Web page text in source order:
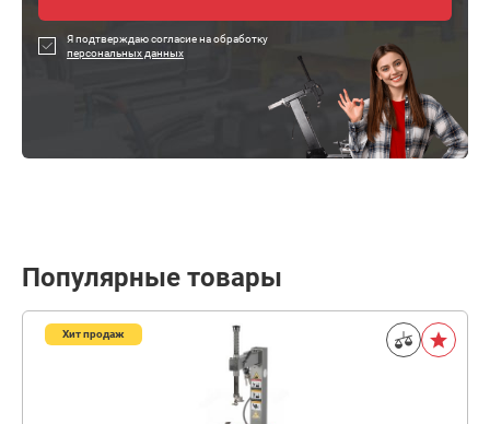
Я подтверждаю согласие на обработку
персональных данных
Популярные товары
Хит продаж